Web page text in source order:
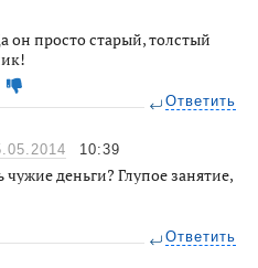
он просто старый, толстый
Ответить
10:39
деньги? Глупое занятие,
Ответить